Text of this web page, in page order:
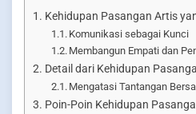
Kehidupan Pasangan Artis
Komunikasi sebagai Kunci
Membangun Empati dan
Detail dari Kehidupan
Mengatasi Tantangan
Poin-Poin Kehidupan